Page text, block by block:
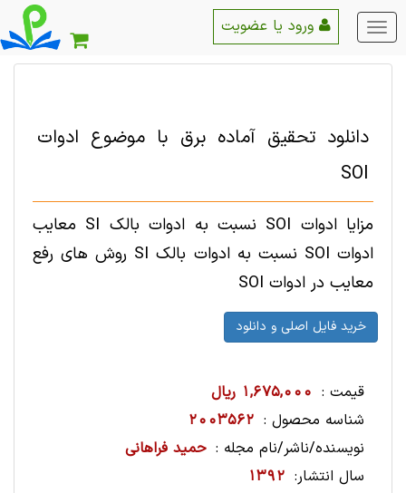
منو
اصلی
دانلود تحقیق آماده برق با موضوع ادوات
SOI
مزایا ادوات SOI نسبت به ادوات بالک SI معایب
ادوات SOI نسبت به ادوات بالک SI روش های رفع
معایب در ادوات SOI
قیمت : 1,675,000 ریال
شناسه محصول : 2003562
نویسنده/ناشر/نام مجله : حمید فراهانی
سال انتشار: 1392